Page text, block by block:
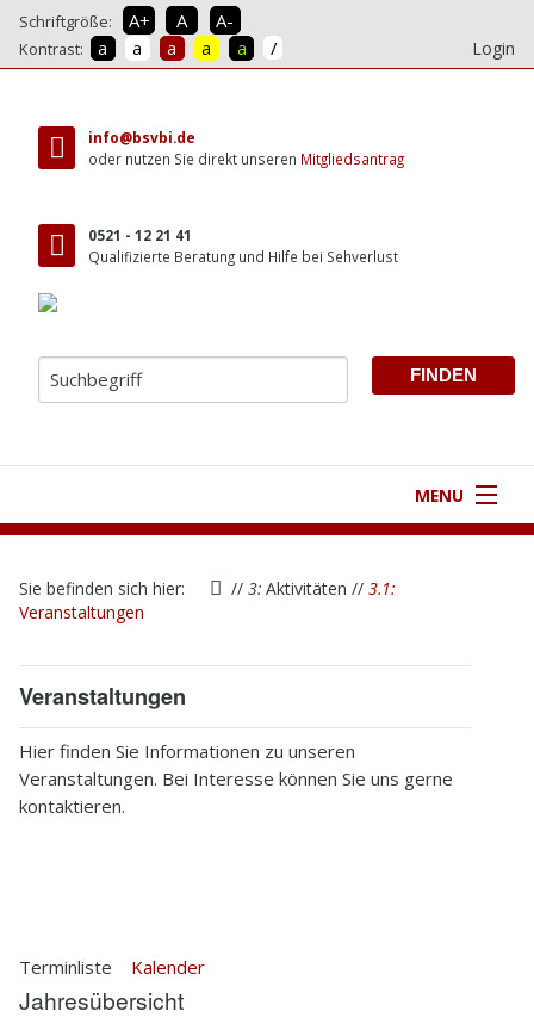
Schriftgröße: A+ A A-
Kontrast: a a a a a / Login
info@bsvbi.de
oder nutzen Sie direkt unseren Mitgliedsantrag
0521 - 12 21 41
Qualifizierte Beratung und Hilfe bei Sehverlust
zum
MENU
2
Verein
3
Aktivitäten
Infothek
Sie befinden sich hier: //3:Aktivitäten //3.1:
Veranstaltungen
Veranstaltungen
Hier finden Sie Informationen zu unseren
Veranstaltungen. Bei Interesse können Sie uns gerne
kontaktieren.
Terminliste Kalender
Jahresübersicht